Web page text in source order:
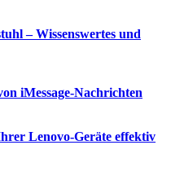
– Wissenswertes und
iMessage-Nachrichten
Lenovo-Geräte effektiv